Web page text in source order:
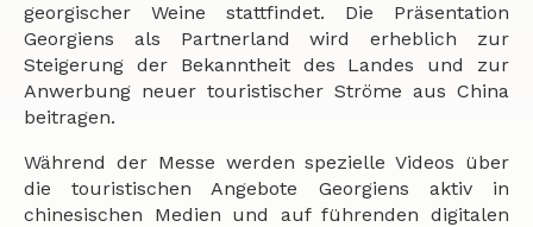
georgischer Weine stattfindet. Die Präsentation
Georgiens als Partnerland wird erheblich zur
Steigerung der Bekanntheit des Landes und zur
Anwerbung neuer touristischer Ströme aus China
beitragen.
Während der Messe werden spezielle Videos über
die touristischen Angebote Georgiens aktiv in
chinesischen Medien und auf führenden digitalen